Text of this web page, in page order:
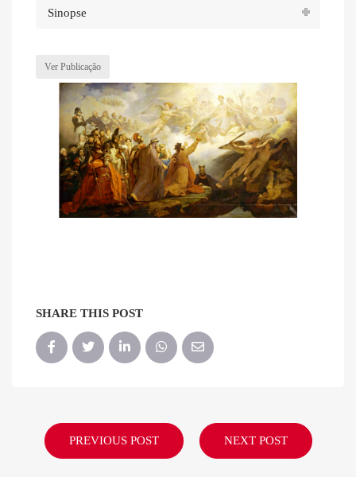
Sinopse
Ver Publicação
SHARE THIS POST
PREVIOUS POST NEXT POST